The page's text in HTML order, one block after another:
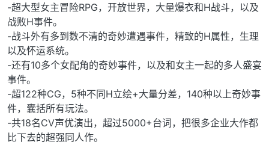
-超大型女主冒险RPG，开放世界，大量爆衣和H战斗，以及
战败H事件。
-战斗外有多到数不清的奇妙遭遇事件，精致的H属性，生理
以及怀运系统。
-还有10多个女配角的奇妙事件，以及和女主一起的多人盛宴
事件。
-超122种CG，5种不同H立绘+大量分差，140种以上奇妙事
件，囊括所有玩法。
-共18名CV声优演出，超过5000+台词，把很多企业大作都
比下去的超强同人作。